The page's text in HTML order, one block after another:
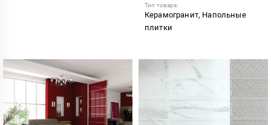
Тип товара:
Керамогранит, Напольные
плитки